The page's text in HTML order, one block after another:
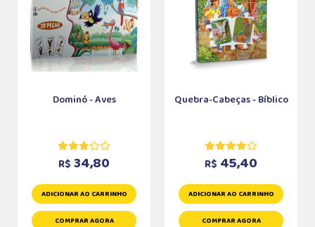
Dominó - Aves
R$ 34,80
ADICIONAR AO CARRINHO
COMPRAR AGORA
Quebra-Cabeças - Bíblico
R$ 45,40
ADICIONAR AO CARRINHO
COMPRAR AGORA